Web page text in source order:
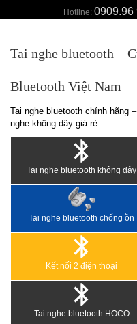
Hotline: 0909.96
Tai nghe bluetooth –
Bluetooth Việt Nam
Tai nghe bluetooth chính hãng
nghe không dây giá rẻ
Tai nghe bluetooth không dây
Tai nghe bluetooth chống ồn
Kết nối 2 điện thoại
Tai nghe bluetooth HOCO